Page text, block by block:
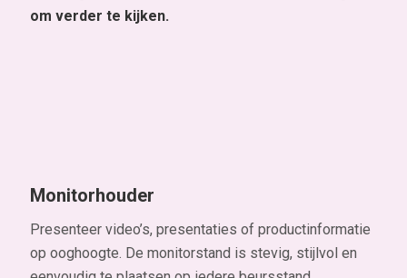
om verder te kijken.